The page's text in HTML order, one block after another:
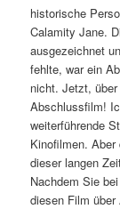
historische
Calamity Jane.
ausgezeichnet
fehlte, war ein
nicht. Jetzt,
Abschlussfilm!
weiterführende
Kinofilmen.
dieser langen
Nachdem Sie
diesen Film